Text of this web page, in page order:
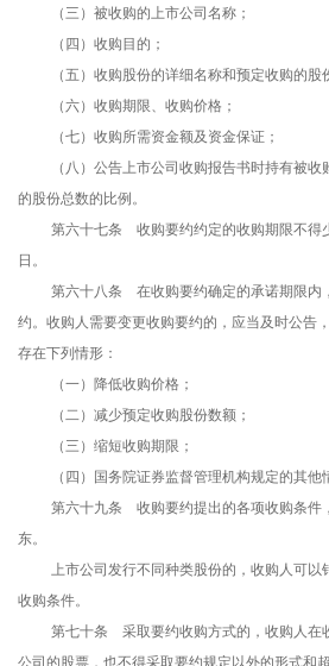
（三）被收购的上市公司名称；
（四）收购目的；
（五）收购股份的详细名称和预定收购的股
（六）收购期限、收购价格；
（七）收购所需资金额及资金保证；
（八）公告上市公司收购报告书时持有被
的股份总数的比例。
第六十七条 收购要约约定的收购期限不得
日。
第六十八条 在收购要约确定的承诺期限内
约。收购人需要变更收购要约的，应当及时公告
存在下列情形：
（一）降低收购价格；
（二）减少预定收购股份数额；
（三）缩短收购期限；
（四）国务院证券监督管理机构规定的其他
第六十九条 收购要约提出的各项收购条件
东。
上市公司发行不同种类股份的，收购人可以
收购条件。
第七十条 采取要约收购方式的，收购人在